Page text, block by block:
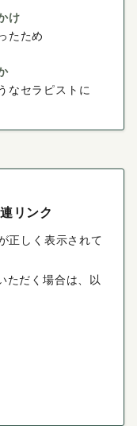
け
たため
なセラピストに
リンク
正しく表示されて
ただく場合は、以